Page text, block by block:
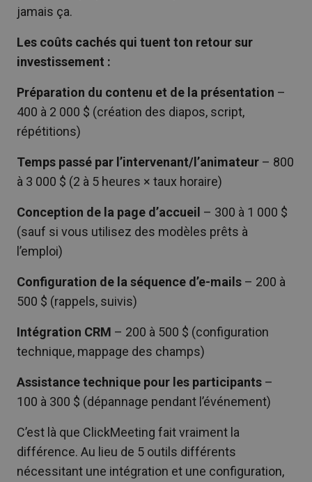
jamais ça.
Les coûts cachés qui tuent ton retour sur
investissement :
Préparation du contenu et de la présentation –
400 à 2 000 $ (création des diapos, script,
répétitions)
Temps passé par l’intervenant/l’animateur – 800
à 3 000 $ (2 à 5 heures × taux horaire)
Conception de la page d’accueil – 300 à 1 000 $
(sauf si vous utilisez des modèles prêts à
l’emploi)
Configuration de la séquence d’e-mails – 200 à
500 $ (rappels, suivis)
Intégration CRM – 200 à 500 $ (configuration
technique, mappage des champs)
Assistance technique pour les participants –
100 à 300 $ (dépannage pendant l’événement)
C’est là que ClickMeeting fait vraiment la
différence. Au lieu de 5 outils différents
nécessitant une intégration et une configuration,